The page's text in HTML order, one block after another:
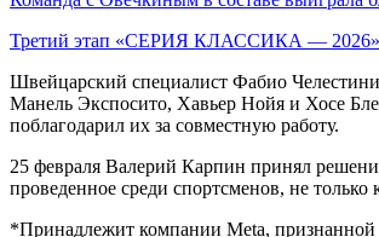
Третий этап «СЕРИЯ КЛАССИКА —
Швейцарский специалист Фабио
Манель Экспосито, Хавьер Нойя и Хосе
поблагодарил их за совместную работу.
25 февраля Валерий Карпин принял
проведенное среди спортсменов, не
*Принадлежит компании Meta,